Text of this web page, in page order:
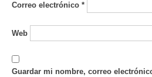
Correo electrónico *
Web
Guardar mi nombre, correo